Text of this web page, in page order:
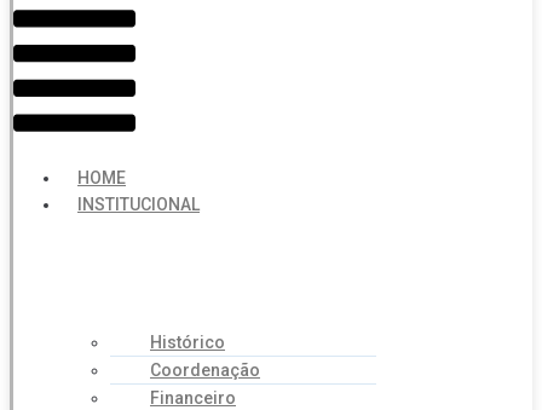
HOME
INSTITUCIONAL
Histórico
Coordenação
Financeiro